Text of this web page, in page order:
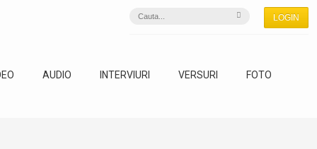
LOGIN
AUDIO INTERVIURI VERSURI FOTO